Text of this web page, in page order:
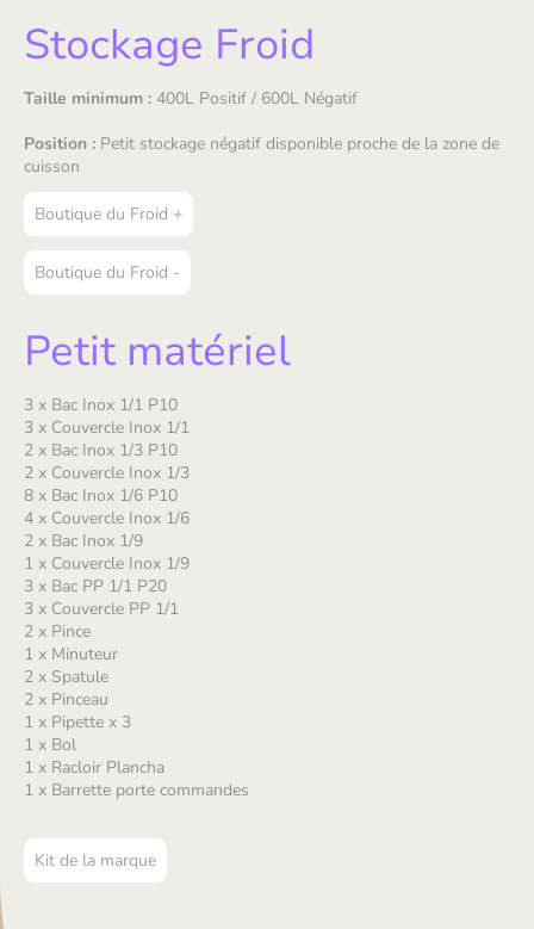
Stockage Froid
Taille minimum : 400L Positif / 600L Négatif
Position : Petit stockage négatif disponible proche de la zone de
cuisson
Boutique du Froid +
Boutique du Froid -
Petit matériel
3 x Bac Inox 1/1 P10
3 x Couvercle Inox 1/1
2 x Bac Inox 1/3 P10
2 x Couvercle Inox 1/3
8 x Bac Inox 1/6 P10
4 x Couvercle Inox 1/6
2 x Bac Inox 1/9
1 x Couvercle Inox 1/9
3 x Bac PP 1/1 P20
3 x Couvercle PP 1/1
2 x Pince
1 x Minuteur
2 x Spatule
2 x Pinceau
1 x Pipette x 3
1 x Bol
1 x Racloir Plancha
1 x Barrette porte commandes
Kit de la marque